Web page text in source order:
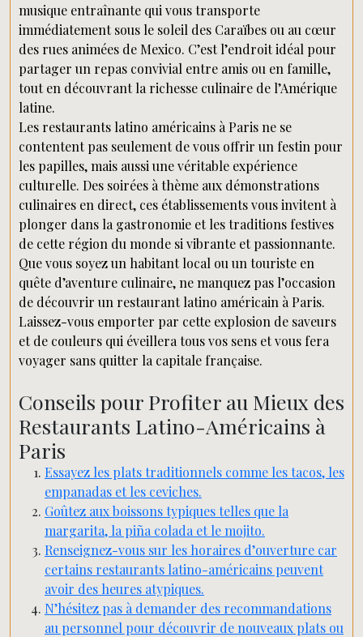
musique entraînante qui vous transporte
immédiatement sous le soleil des Caraïbes ou au cœur
des rues animées de Mexico. C’est l’endroit idéal pour
partager un repas convivial entre amis ou en famille,
tout en découvrant la richesse culinaire de l’Amérique
latine.
Les restaurants latino américains à Paris ne se
contentent pas seulement de vous offrir un festin pour
les papilles, mais aussi une véritable expérience
culturelle. Des soirées à thème aux démonstrations
culinaires en direct, ces établissements vous invitent à
plonger dans la gastronomie et les traditions festives
de cette région du monde si vibrante et passionnante.
Que vous soyez un habitant local ou un touriste en
quête d’aventure culinaire, ne manquez pas l’occasion
de découvrir un restaurant latino américain à Paris.
Laissez-vous emporter par cette explosion de saveurs
et de couleurs qui éveillera tous vos sens et vous fera
voyager sans quitter la capitale française.
Conseils pour Profiter au Mieux des
Restaurants Latino-Américains à
Paris
Essayez les plats traditionnels comme les tacos, les
empanadas et les ceviches.
Goûtez aux boissons typiques telles que la
margarita, la piña colada et le mojito.
Renseignez-vous sur les horaires d’ouverture car
certains restaurants latino-américains peuvent
avoir des heures atypiques.
N’hésitez pas à demander des recommandations
au personnel pour découvrir de nouveaux plats ou